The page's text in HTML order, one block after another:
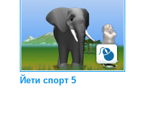
Йети спорт 5